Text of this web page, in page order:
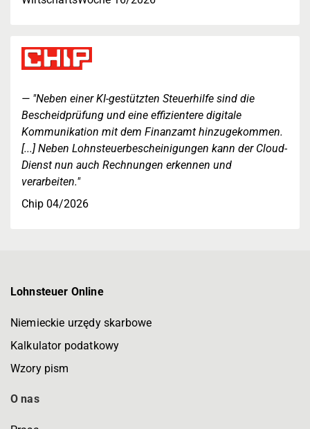
"Neben einer KI-gestützten Steuerhilfe sind die
Bescheidprüfung und eine effizientere digitale
Kommunikation mit dem Finanzamt hinzugekommen.
[...] Neben Lohnsteuerbescheinigungen kann der Cloud-
Dienst nun auch Rechnungen erkennen und
verarbeiten."
Chip 04/2026
Lohnsteuer Online
Niemieckie urzędy skarbowe
Kalkulator podatkowy
Wzory pism
O nas